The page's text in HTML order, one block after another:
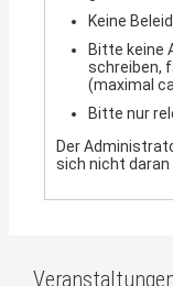
Keine
Bitte keine
schreiben,
(maximal
Bitte nur
Der
sich nicht daran